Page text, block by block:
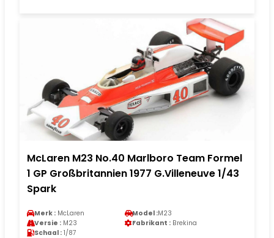
McLaren M23 No.40 Marlboro Team Formel
1 GP Großbritannien 1977 G.Villeneuve 1/43
Spark
Merk : McLaren Model :M23
Versie : M23 Fabrikant : Brekina
Schaal : 1/87